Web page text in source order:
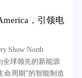
，引领电
Show North
全球领先的新能源
命周期”的智能制造